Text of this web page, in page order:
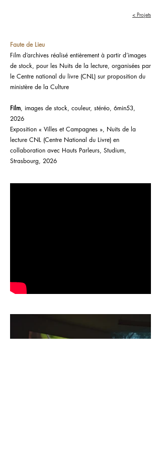
< Projets
Faute de Lieu
Film d’archives réalisé entièrement à partir d’images
de stock, pour les Nuits de la lecture, organisées par
le Centre national du livre (CNL) sur proposition du
ministère de la Culture
Film, images de stock, couleur, stéréo, 6min53,
2026
Exposition « Villes et Campagnes », Nuits de la
lecture CNL (Centre National du Livre) en
collaboration avec Hauts Parleurs, Studium,
Strasbourg, 2026